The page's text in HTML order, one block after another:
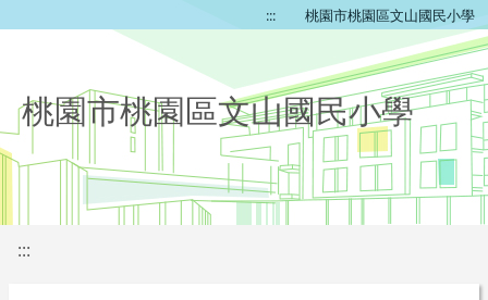
::: 桃園市桃園區文山國民小學
桃園市桃園區文山國民小學
:::